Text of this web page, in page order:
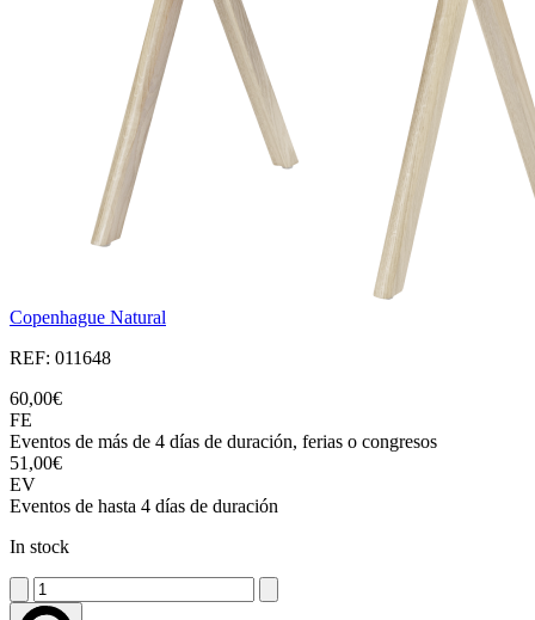
Copenhague Natural
REF: 011648
60,00€
FE
Eventos de más de 4 días de duración, ferias o congresos
51,00€
EV
Eventos de hasta 4 días de duración
In stock